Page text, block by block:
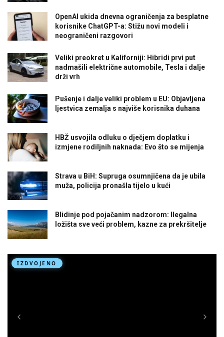
OpenAI ukida dnevna ograničenja za besplatne
korisnike ChatGPT-a: Stižu novi modeli i
neograničeni razgovori
Veliki preokret u Kaliforniji: Hibridi prvi put
nadmašili električne automobile, Tesla i dalje
drži vrh
Pušenje i dalje veliki problem u EU: Objavljena
ljestvica zemalja s najviše korisnika duhana
HBŽ usvojila odluku o dječjem doplatku i
izmjene rodiljnih naknada: Evo što se mijenja
Strava u BiH: Supruga osumnjičena da je ubila
muža, policija pronašla tijelo u kući
Blidinje pod pojačanim nadzorom: Ilegalna
ložišta sve veći problem, kazne za prekršitelje